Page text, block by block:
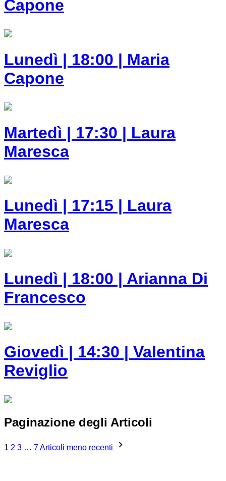
Capone
Lunedì | 18:00 | Maria
Capone
Martedì | 17:30 | Laura
Maresca
Lunedì | 17:15 | Laura
Maresca
Lunedì | 18:00 | Arianna Di
Francesco
Giovedì | 14:30 | Valentina
Reviglio
Paginazione degli Articoli
1 2 3 … 7Articoli meno recenti